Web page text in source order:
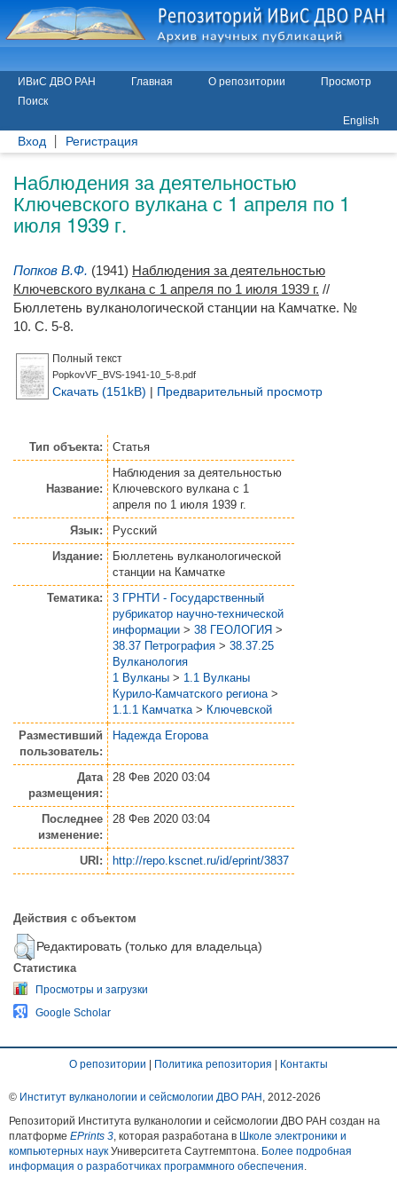
ИВиС ДВО РАН Главная О репозитории
Просмотр
Поиск
English
Вход Регистрация
Наблюдения за деятельностью
Ключевского вулкана с 1 апреля по 1
июля 1939 г.
Попков В.Ф. (1941) Наблюдения за деятельностью
Ключевского вулкана с 1 апреля по 1 июля 1939 г. //
Бюллетень вулканологической станции на Камчатке. №
10. С. 5-8.
Полный текст
PopkovVF_BVS-1941-10_5-8.pdf
Скачать (151kB) | Предварительный просмотр
Тип объекта: Статья
Название:
Наблюдения за деятельностью
Ключевского вулкана с 1
апреля по 1 июля 1939 г.
Язык:
Русский
Издание:
Бюллетень вулканологической
станции на Камчатке
Тематика:
3 ГРНТИ - Государственный
рубрикатор научно-технической
информации > 38 ГЕОЛОГИЯ >
38.37 Петрография > 38.37.25
Вулканология
1 Вулканы > 1.1 Вулканы
Курило-Камчатского региона >
1.1.1 Камчатка > Ключевской
Разместивший
пользователь:
Надежда Егорова
Дата
размещения:
28 Фев 2020 03:04
Последнее
изменение:
28 Фев 2020 03:04
URI: http://repo.kscnet.ru/id/eprint/3837
Действия с объектом
Редактировать (только для владельца)
Статистика
Просмотры и загрузки
Google Scholar
О репозитории | Политика репозитория | Контакты
© Институт вулканологии и сейсмологии ДВО РАН , 2012-2026
Репозиторий Института вулканологии и сейсмологии ДВО РАН создан на
платформе EPrints 3 , которая разработана в Школе электроники и
компьютерных наук Университета Саутгемптона. Более подробная
информация о разработчиках программного обеспечения